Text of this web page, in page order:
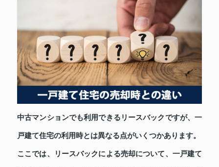
中古マンションでも利用できるリースバックですが、一
戸建て住宅の利用時とは異なる点がいくつかあります。
ここでは、リースバックによる売却について、一戸建て